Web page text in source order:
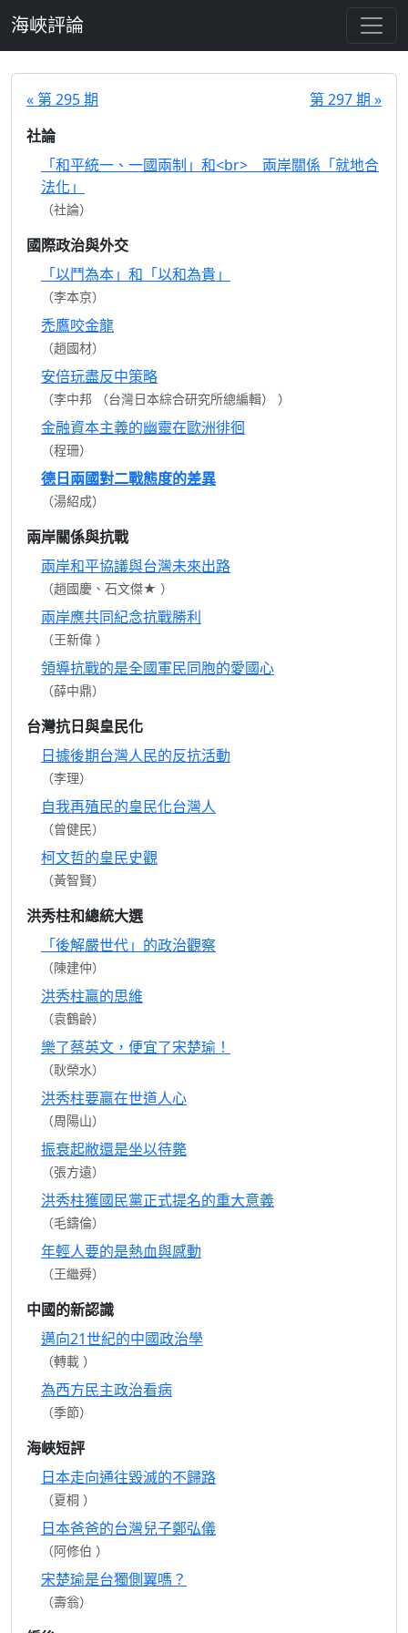
海峽評論
« 第 295 期
第 297 期 »
社論
「和平統一、一國兩制」和<br> 兩岸關係「就地合
法化」
（社論）
國際政治與外交
「以鬥為本」和「以和為貴」
（李本京）
禿鷹咬金龍
（趙國材）
安倍玩盡反中策略
（李中邦 （台灣日本綜合研究所總編輯） ）
金融資本主義的幽靈在歐洲徘徊
（程珊）
德日兩國對二戰態度的差異
（湯紹成）
兩岸關係與抗戰
兩岸和平協議與台灣未來出路
（趙國慶、石文傑★ ）
兩岸應共同紀念抗戰勝利
（王新偉 ）
領導抗戰的是全國軍民同胞的愛國心
（薛中鼎）
台灣抗日與皇民化
日據後期台灣人民的反抗活動
（李理）
自我再殖民的皇民化台灣人
（曾健民）
柯文哲的皇民史觀
（黃智賢）
洪秀柱和總統大選
「後解嚴世代」的政治觀察
（陳建仲）
洪秀柱贏的思維
（袁鶴齡）
樂了蔡英文，便宜了宋楚瑜！
（耿榮水）
洪秀柱要贏在世道人心
（周陽山）
振衰起敝還是坐以待斃
（張方遠）
洪秀柱獲國民黨正式提名的重大意義
（毛鑄倫）
年輕人要的是熱血與感動
（王繼舜）
中國的新認識
邁向21世紀的中國政治學
（轉載 ）
為西方民主政治看病
（季節）
海峽短評
日本走向通往毀滅的不歸路
（夏桐 ）
日本爸爸的台灣兒子鄭弘儀
（阿修伯 ）
宋楚瑜是台獨側翼嗎？
（壽翁）